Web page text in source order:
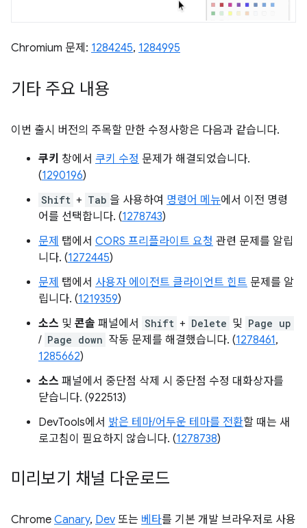
Chromium 문제: 1284245, 1284995
기타 주요 내용
이번 출시 버전의 주목할 만한 수정사항은 다음과 같습니다.
쿠키 창에서 쿠키 수정 문제가 해결되었습니다.
(1290196)
Shift + Tab 을 사용하여 명령어 메뉴에서 이전 명령
어를 선택합니다. (1278743)
문제 탭에서 CORS 프리플라이트 요청 관련 문제를 알립
니다. (1272445)
문제 탭에서 사용자 에이전트 클라이언트 힌트 문제를 알
립니다. (1219359)
소스 및 콘솔 패널에서 Shift + Delete 및 Page up
/ Page down 작동 문제를 해결했습니다. (1278461,
1285662)
소스 패널에서 중단점 삭제 시 중단점 수정 대화상자를
닫습니다. (922513)
DevTools에서 밝은 테마/어두운 테마를 전환할 때는 새
로고침이 필요하지 않습니다. (1278738)
미리보기 채널 다운로드
Chrome Canary, Dev 또는 베타를 기본 개발 브라우저로 사용